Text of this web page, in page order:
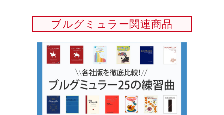
ブルグミュラー関連商品